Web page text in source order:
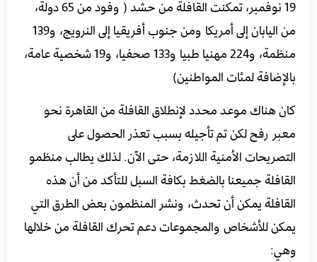
19 نوفمبر، تمكنت القافلة من حشد ( وفود من 65 دولة،
من اليابان إلى أمريكا ومن جنوب أفريقيا إلى النرويج، و139
منظمة، و224 مهنيا طبيا و133 صحفيا، و19 شخصية عامة،
بالإضافة لمئات المواطنين)
كان هناك موعد محدد لإنطلاق القافلة من القاهرة نحو
معبر رفح لكن تم تأجيله بسبب تعذر الحصول على
التصريحات الأمنية اللازمة، حتى الآن. لذلك يطالب منظمو
القافلة جميعنا بالضغط بكافة السبل للتأكد من أن هذه
القافلة يمكن أن تحدث، ونشر المنظمون بعض الطرق التي
يمكن للأشخاص والمجموعات دعم تحرك القافلة من خلالها
وهي: